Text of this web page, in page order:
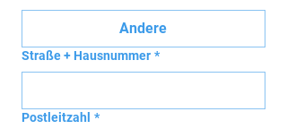
Andere
Straße + Hausnummer *
Postleitzahl *